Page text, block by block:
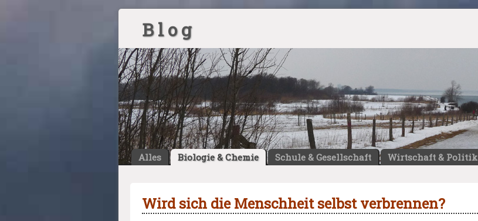
B l o g
Alles Biologie & Chemie Schule & Gesellschaft Wirtschaft & Politik
Wird sich die Menschheit selbst verbrennen?